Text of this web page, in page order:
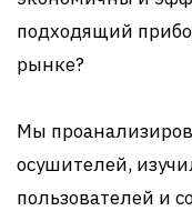
подходящий
рынке?
Мы
осушителей,
пользователей и